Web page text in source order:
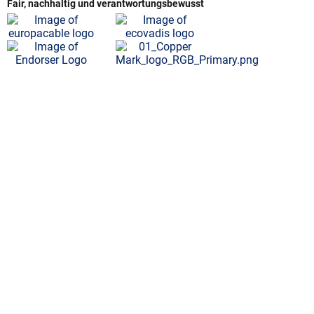
Fair, nachhaltig und verantwortungsbewusst